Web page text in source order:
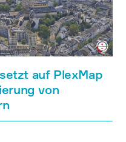
auf PlexMap
von